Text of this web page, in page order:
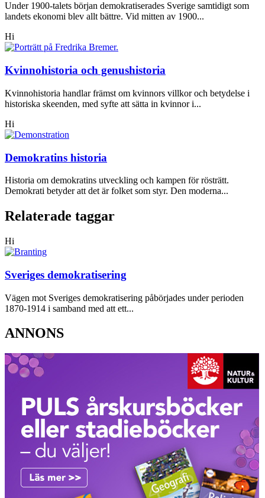
Under 1900-talets början demokratiserades Sverige samtidigt som
landets ekonomi blev allt bättre. Vid mitten av 1900...
Hi
Kvinnohistoria och genushistoria
Kvinnohistoria handlar främst om kvinnors villkor och betydelse i
historiska skeenden, med syfte att sätta in kvinnor i...
Hi
Demokratins historia
Historia om demokratins utveckling och kampen för rösträtt.
Demokrati betyder att det är folket som styr. Den moderna...
Relaterade taggar
Hi
Sveriges demokratisering
Vägen mot Sveriges demokratisering påbörjades under perioden
1870-1914 i samband med att ett...
ANNONS